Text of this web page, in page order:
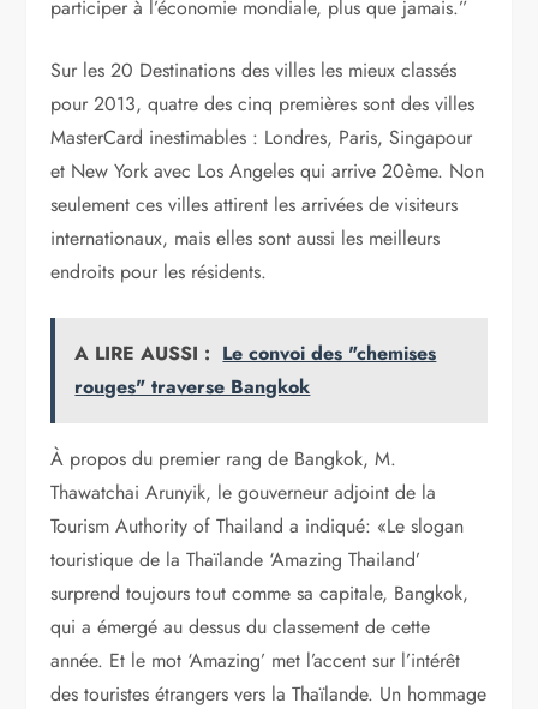
participer à l’économie mondiale, plus que jamais.”
Sur les 20 Destinations des villes les mieux classés
pour 2013, quatre des cinq premières sont des villes
MasterCard inestimables : Londres, Paris, Singapour
et New York avec Los Angeles qui arrive 20ème. Non
seulement ces villes attirent les arrivées de visiteurs
internationaux, mais elles sont aussi les meilleurs
endroits pour les résidents.
A LIRE AUSSI : Le convoi des "chemises
rouges" traverse Bangkok
À propos du premier rang de Bangkok, M.
Thawatchai Arunyik, le gouverneur adjoint de la
Tourism Authority of Thailand a indiqué: «Le slogan
touristique de la Thaïlande ‘Amazing Thailand’
surprend toujours tout comme sa capitale, Bangkok,
qui a émergé au dessus du classement de cette
année. Et le mot ‘Amazing’ met l’accent sur l’intérêt
des touristes étrangers vers la Thaïlande. Un hommage